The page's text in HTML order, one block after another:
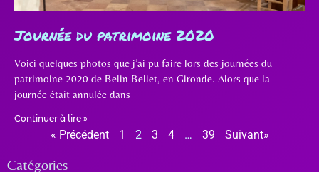
Journée du patrimoine 2020
Voici quelques photos que j’ai pu faire lors des journées du
patrimoine 2020 de Belin Beliet, en Gironde. Alors que la
journée était annulée dans
Continuer à lire »
« Précédent 1 2 3 4 … 39 Suivant»
Catégories